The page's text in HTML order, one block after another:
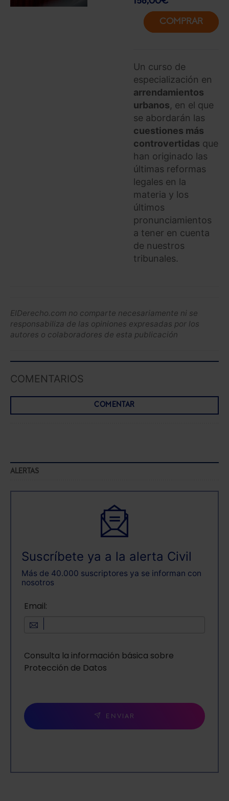
COMPRAR
Un curso de
especialización en
arrendamientos
urbanos, en el que
se abordarán las
cuestiones más
controvertidas que
han originado las
últimas reformas
legales en la
materia y los
últimos
pronunciamientos
a tener en cuenta
de nuestros
tribunales.
ElDerecho.com no comparte necesariamente ni se
responsabiliza de las opiniones expresadas por los
autores o colaboradores de esta publicación
COMENTARIOS
COMENTAR
ALERTAS
Suscríbete ya a la alerta Civil
Más de 40.000 suscriptores ya se informan con
nosotros
Email:
Consulta la información básica sobre
Protección de Datos
ENVIAR